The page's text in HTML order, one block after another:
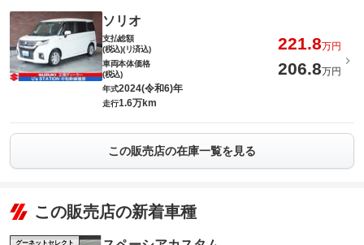
ソリオ
支払総額
(税込)(リ済込)
221.8万円
車両本体価格
(税込)
206.8万円
年式2024(令和6)年
走行1.6万km
この販売店の在庫一覧を見る
この販売店の新着車種
グーネットセレクト